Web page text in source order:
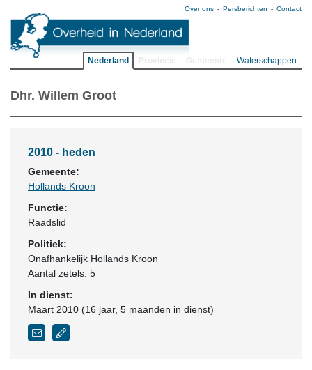
Over ons Persberichten Contact
Nederland Waterschappen
Dhr. Willem Groot
2010 - heden
Gemeente:
Hollands Kroon
Functie:
Raadslid
Politiek:
Onafhankelijk Hollands Kroon
Aantal zetels: 5
In dienst:
Maart 2010 (16 jaar, 5 maanden in dienst)